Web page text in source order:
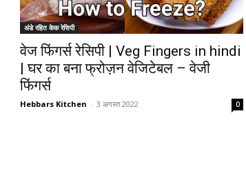
अंडे रहित केक रेसिपी
वेज फिंगर्स रेसिपी | Veg Fingers in hindi
| घर का बना फ्रोज़न वेजिटेबल – वेजी
फिंगर्स
Hebbars Kitchen - 3 अगस्त 2022 0